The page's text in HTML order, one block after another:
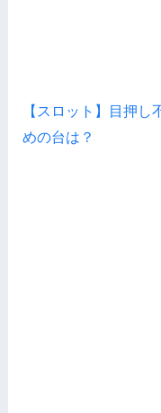
【スロット】目押
めの台は？